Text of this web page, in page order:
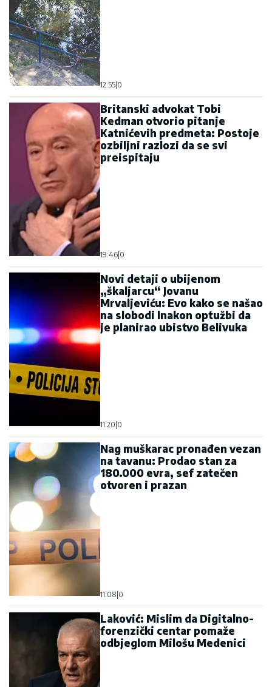
12:55 0
Britanski advokat Tobi
Kedman otvorio pitanje
Katnićevih predmeta: Postoje
ozbiljni razlozi da se svi
preispitaju
19:46 0
Novi detaji o ubijenom
„škaljarcu“ Jovanu
Mrvaljeviću: Evo kako se našao
na slobodi lnakon optužbi da
je planirao ubistvo Belivuka
11:20 0
Nag muškarac pronađen vezan
na tavanu: Prodao stan za
180.000 evra, sef zatečen
otvoren i prazan
11:08 0
Laković: Mislim da Digitalno-
forenzički centar pomaže
odbjeglom Milošu Medenici